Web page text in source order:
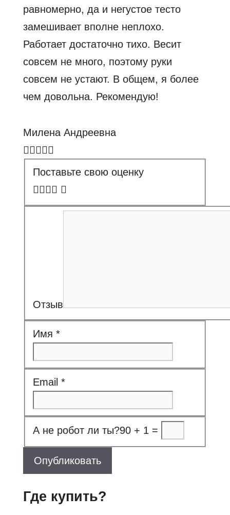
равномерно, да и негустое тесто
замешивает вполне неплохо.
Работает достаточно тихо. Весит
совсем не много, поэтому руки
совсем не устают. В общем, я более
чем довольна. Рекомендую!
Милена Андреевна
Поставьте свою оценку
Отзыв
Имя *
Email *
А не робот ли ты?90 + 1 =
Опубликовать
Где купить?